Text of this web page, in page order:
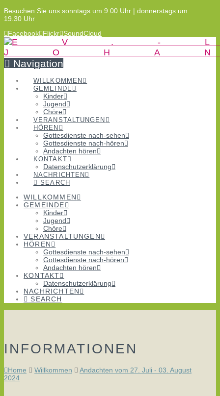
Besuchen Sie uns sonntags um 9.00 Uhr | donnerstags um
19.30 Uhr
Facebook Flickr SoundCloud
Navigation
WILLKOMMEN
GEMEINDE
Kinder
Jugend
Chöre
VERANSTALTUNGEN
HÖREN
Gottesdienste nach-sehen
Gottesdienste nach-hören
Andachten hören
KONTAKT
Datenschutzerklärung
NACHRICHTEN
SEARCH
WILLKOMMEN
GEMEINDE
Kinder
Jugend
Chöre
VERANSTALTUNGEN
HÖREN
Gottesdienste nach-sehen
Gottesdienste nach-hören
Andachten hören
KONTAKT
Datenschutzerklärung
NACHRICHTEN
SEARCH
INFORMATIONEN
Home Willkommen
Andachten vom 27. Juli - 03. August
2024